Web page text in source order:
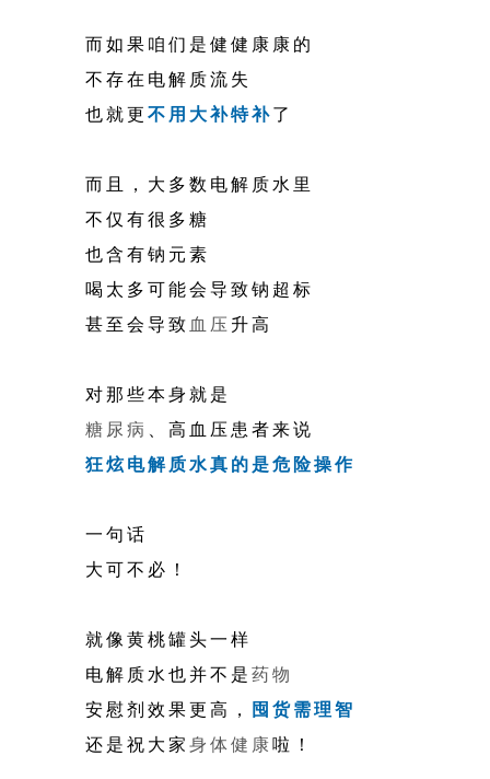
而如果咱们是健健康康的
不存在电解质流失
也就更不用大补特补了
而且，大多数电解质水里
不仅有很多糖
也含有钠元素
喝太多可能会导致钠超标
甚至会导致 血压 升高
对那些本身就是
糖尿病 、高血压患者来说
狂炫电解质水真的是危险操作
一句话
大可不必！
就像黄桃罐头一样
电解质水也并不是药物
安慰剂效果更高， 囤货需理智
还是祝大家身体健康啦！